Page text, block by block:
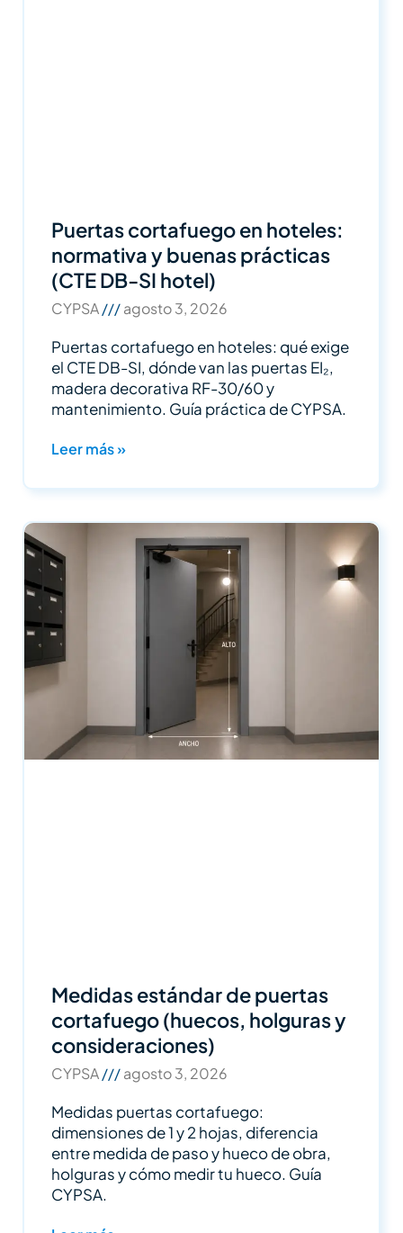
Puertas cortafuego en hoteles:
normativa y buenas prácticas
(CTE DB-SI hotel)
CYPSA agosto 3, 2026
Puertas cortafuego en hoteles: qué exige
el CTE DB-SI, dónde van las puertas EI₂,
madera decorativa RF-30/60 y
mantenimiento. Guía práctica de CYPSA.
Leer más »
Medidas estándar de puertas
cortafuego (huecos, holguras y
consideraciones)
CYPSA agosto 3, 2026
Medidas puertas cortafuego:
dimensiones de 1 y 2 hojas, diferencia
entre medida de paso y hueco de obra,
holguras y cómo medir tu hueco. Guía
CYPSA.